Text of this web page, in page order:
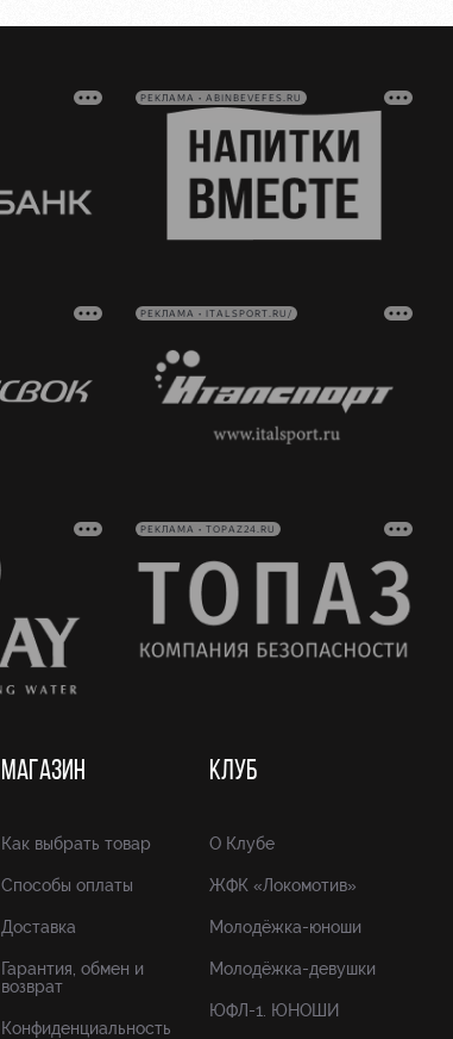
РЕКЛАМА • ABINBEVEFES.RU
РЕКЛАМА • ITALSPORT.RU/
РЕКЛАМА • TOPAZ24.RU
МАГАЗИН
Как выбрать товар
Способы оплаты
Доставка
Гарантия, обмен и
возврат
Конфиденциальность
КЛУБ
О Клубе
ЖФК «Локомотив»
Молодёжка-юноши
Молодёжка-девушки
ЮФЛ-1. ЮНОШИ